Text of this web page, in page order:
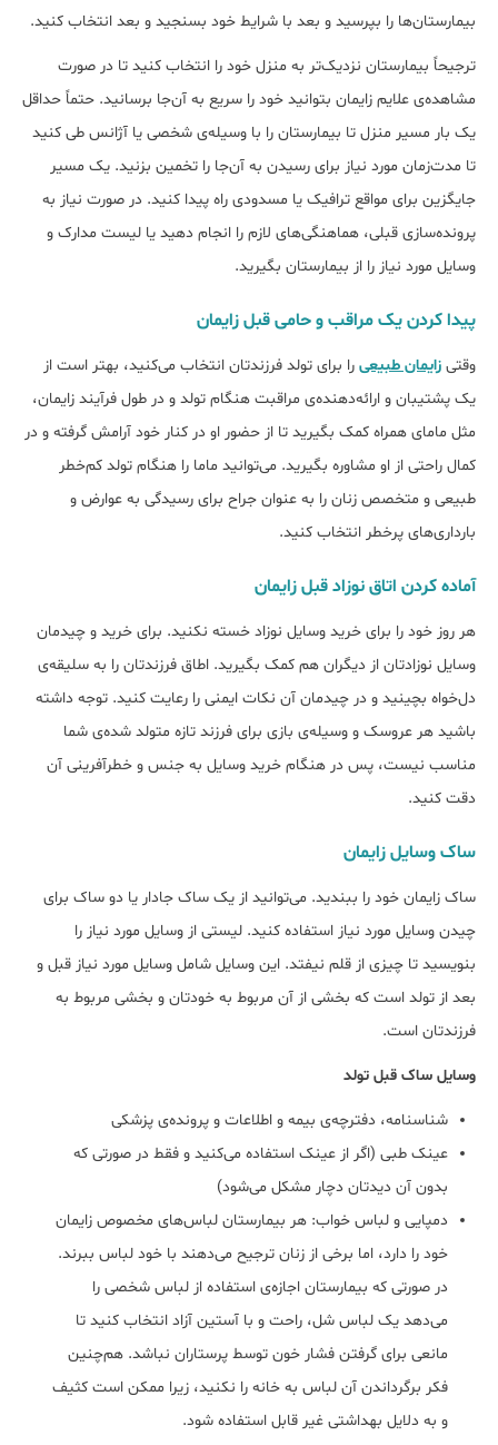
بیمارستان‌ها را بپرسید و بعد با شرایط خود بسنجید و بعد انتخاب کنید.
ترجیحاً بیمارستان نزدیک‌تر به منزل خود را انتخاب کنید تا در صورت
مشاهده‌ی علایم زایمان بتوانید خود را سریع به آن‌جا برسانید. حتماً حداقل
یک بار مسیر منزل تا بیمارستان را با وسیله‌ی شخصی یا آژانس طی کنید
تا مدت‌زمان مورد نیاز برای رسیدن به آن‌جا را تخمین بزنید. یک مسیر
جایگزین برای مواقع ترافیک یا مسدودی راه پیدا کنید. در صورت نیاز به
پرونده‌سازی قبلی، هماهنگی‌های لازم را انجام دهید یا لیست مدارک و
وسایل مورد نیاز را از بیمارستان بگیرید.
پیدا کردن یک مراقب و حامی قبل زایمان
وقتی زایمان طبیعی را برای تولد فرزندتان انتخاب می‌کنید، بهتر است از
یک پشتیبان و ارائه‌دهنده‌ی مراقبت هنگام تولد و در طول فرآیند زایمان،
مثل مامای همراه کمک بگیرید تا از حضور او در کنار خود آرامش گرفته و در
کمال راحتی از او مشاوره بگیرید. می‌توانید ماما را هنگام تولد کم‌خطر
طبیعی و متخصص زنان را به عنوان جراح برای رسیدگی به عوارض و
بارداری‌های پرخطر انتخاب کنید.
آماده کردن اتاق نوزاد قبل زایمان
هر روز خود را برای خرید وسایل نوزاد خسته نکنید. برای خرید و چیدمان
وسایل نوزادتان از دیگران هم کمک بگیرید. اطاق فرزندتان را به سلیقه‌ی
دل‌خواه بچینید و در چیدمان آن نکات ایمنی را رعایت کنید. توجه داشته
باشید هر عروسک و وسیله‌ی بازی برای فرزند تازه متولد شده‌ی شما
مناسب نیست، پس در هنگام خرید وسایل به جنس و خطرآفرینی آن
دقت کنید.
ساک وسایل زایمان
ساک زایمان خود را ببندید. می‌توانید از یک ساک جادار یا دو ساک برای
چیدن وسایل مورد نیاز استفاده کنید. لیستی از وسایل مورد نیاز را
بنویسید تا چیزی از قلم نیفتد. این وسایل شامل وسایل مورد نیاز قبل و
بعد از تولد است که بخشی از آن مربوط به خودتان و بخشی مربوط به
فرزندتان است.
وسایل ساک قبل تولد
شناسنامه، دفترچه‌ی بیمه و اطلاعات و پرونده‌ی پزشکی
عینک طبی (اگر از عینک استفاده می‌کنید و فقط در صورتی که
بدون آن دیدتان دچار مشکل می‌شود)
دمپایی و لباس خواب: هر بیمارستان لباس‌های مخصوص زایمان
خود را دارد، اما برخی از زنان ترجیح می‌دهند با خود لباس ببرند.
در صورتی که بیمارستان اجازه‌ی استفاده از لباس شخصی را
می‌دهد یک لباس شل، راحت و با آستین آزاد انتخاب کنید تا
مانعی برای گرفتن فشار خون توسط پرستاران نباشد. هم‌چنین
فکر برگرداندن آن لباس به خانه را نکنید، زیرا ممکن است کثیف
و به دلایل بهداشتی غیر قابل استفاده شود.